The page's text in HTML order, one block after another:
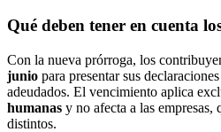
Qué deben tener en cuenta
Con la nueva prórroga, los
junio para presentar sus
adeudados. El vencimiento aplica
humanas y no afecta a las empresas,
distintos.